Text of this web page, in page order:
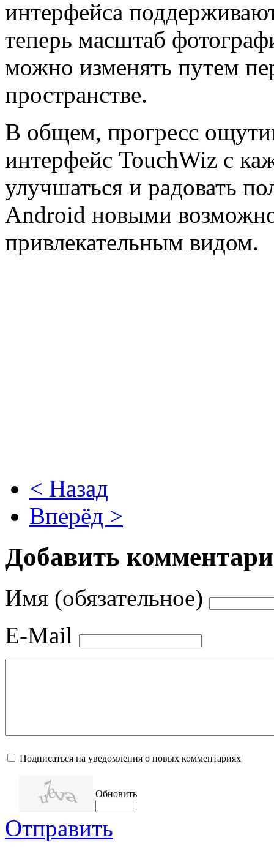
интерфейса
теперь масштаб
можно изменять путем
пространстве.
В общем, прогресс
интерфейс TouchWiz с
улучшаться и радовать
Android новыми
привлекательным видом.
< Назад
Вперёд >
Добавить
Имя (обязательное)
E-Mail
Подписаться на уведомления о новых комментариях
Обновить
Отправить